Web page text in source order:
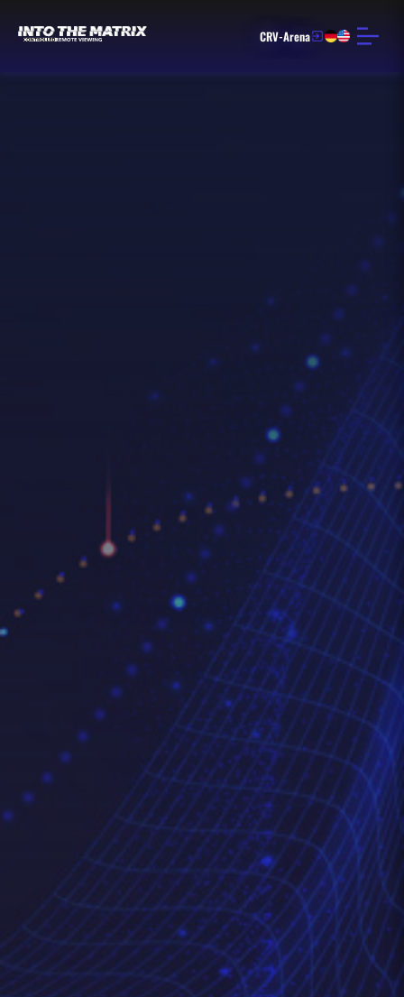
CRV-Arena